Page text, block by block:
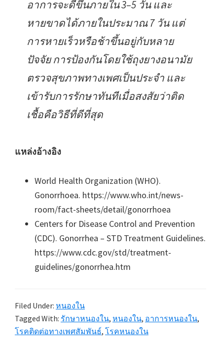
อาการจะดีขึ้นภายใน 3–5 วัน และ
หายขาดได้ภายในประมาณ 7 วัน แต่
การหายเร็วหรือช้าขึ้นอยู่กับหลาย
ปัจจัย การป้องกันโดยใช้ถุงยางอนามัย
ตรวจสุขภาพทางเพศเป็นประจำ และ
เข้ารับการรักษาทันทีเมื่อสงสัยว่าติด
เชื้อคือวิธีที่ดีที่สุด
แหล่งอ้างอิง
World Health Organization (WHO).
Gonorrhoea. https://www.who.int/news-
room/fact-sheets/detail/gonorrhoea
Centers for Disease Control and Prevention
(CDC). Gonorrhea – STD Treatment Guidelines.
https://www.cdc.gov/std/treatment-
guidelines/gonorrhea.htm
Filed Under: หนองใน
Tagged With: รักษาหนองใน, หนองใน, อาการหนองใน,
โรคติดต่อทางเพศสัมพันธ์, โรคหนองใน